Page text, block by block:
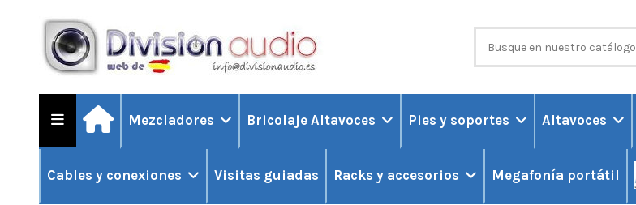
Mezcladores Bricolaje Altavoces Pies y soportes Altavoces
Cables y conexiones Visitas guiadas Racks y accesorios Megafonía portátil